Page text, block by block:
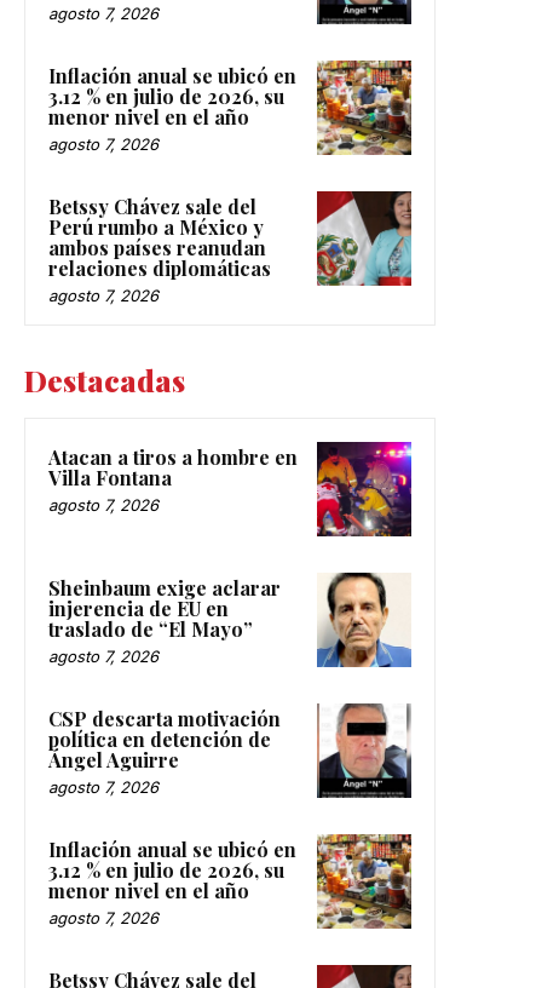
agosto 7, 2026
Inflación anual se ubicó en
3.12 % en julio de 2026, su
menor nivel en el año
agosto 7, 2026
Betssy Chávez sale del
Perú rumbo a México y
ambos países reanudan
relaciones diplomáticas
agosto 7, 2026
Destacadas
Atacan a tiros a hombre en
Villa Fontana
agosto 7, 2026
Sheinbaum exige aclarar
injerencia de EU en
traslado de “El Mayo”
agosto 7, 2026
CSP descarta motivación
política en detención de
Ángel Aguirre
agosto 7, 2026
Inflación anual se ubicó en
3.12 % en julio de 2026, su
menor nivel en el año
agosto 7, 2026
Betssy Chávez sale del